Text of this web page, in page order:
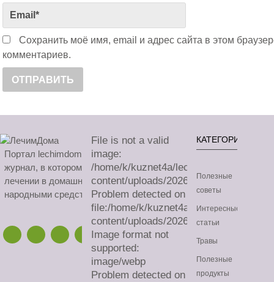
Сохранить моё имя, email и адрес сайта в этом
комментариев.
Портал lechimdoma.com - это онлайн-
журнал, в котором можно узнать все о
лечении в домашних условиях
народными средствами.
File is not a valid
image:
/home/k/kuznet4a/lechimdoma.com/
content/uploads/2026/08/sa.avif
Problem detected on
file:/home/k/kuznet4a/
content/uploads/2026/08/sa.avif
Image format not
supported:
image/webp
Problem detected on
КАТЕГОРИИ
Полезные
советы
Интересные
статьи
Травы
Полезные
продукты